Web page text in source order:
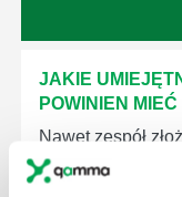
JAKIE
POWINIEN
Nawet zespół
kompetentnych
sprawnie